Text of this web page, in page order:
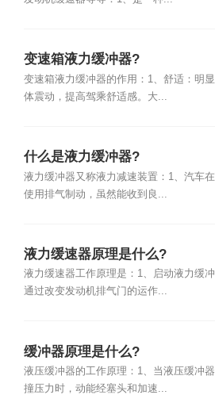
变速箱液力缓冲器?
变速箱液力缓冲器的作用：1、舒适：明
体震动，提高驾乘舒适感。大...
什么是液力缓冲器?
液力缓冲器又称液力减速装置：1、汽车
使用排气制动，虽然能收到良...
液力缓速器原理是什么?
液力缓速器工作原理是：1、启动液力缓冲
通过改变发动机排气门的运作...
缓冲器原理是什么?
液压缓冲器的工作原理：1、当液压缓冲
撞压力时，动能经塞头和加速...